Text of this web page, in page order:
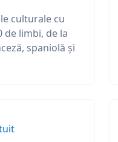
culturale cu
de limbi, de la
spaniolă și